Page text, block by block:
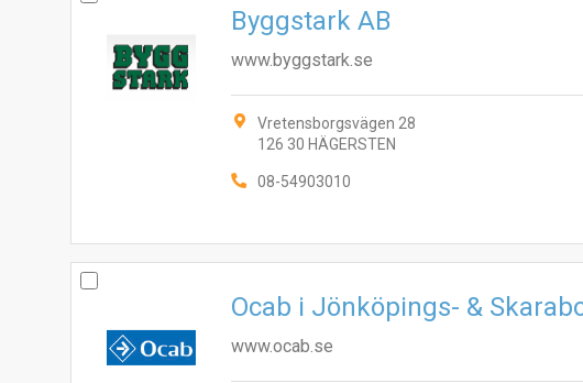
Byggstark AB
www.byggstark.se
Vretensborgsvägen 28
126 30 HÄGERSTEN
08-54903010
Ocab i Jönköpings- &
www.ocab.se